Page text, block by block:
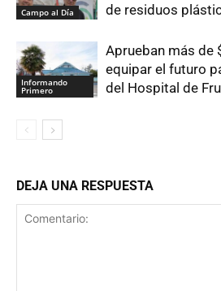
Campo al Día
de residuos
Informando
Primero
Aprueban más de
equipar el futuro
del Hospital de
DEJA UNA RESPUESTA